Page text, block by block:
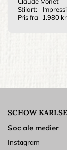
Claude Monet
Stilart:
Pris fra
1.980
SCHOW
Sociale medier
Instagram